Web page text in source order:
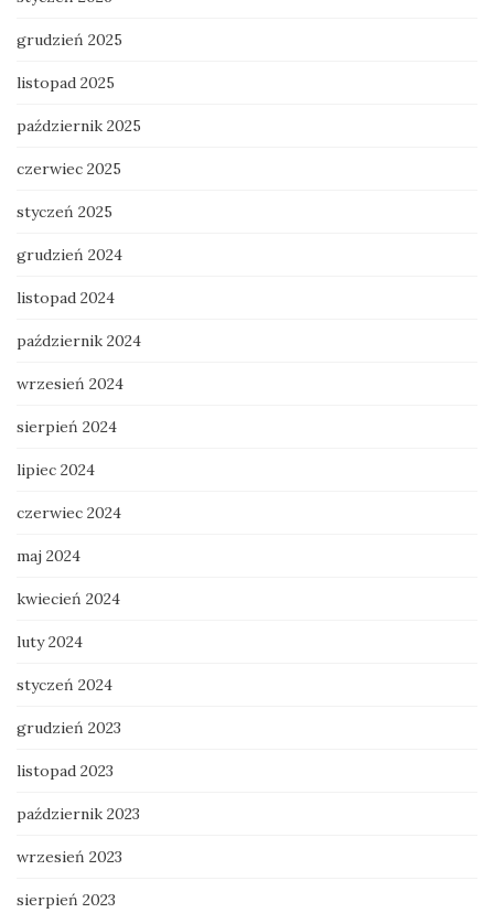
grudzień 2025
listopad 2025
październik 2025
czerwiec 2025
styczeń 2025
grudzień 2024
listopad 2024
październik 2024
wrzesień 2024
sierpień 2024
lipiec 2024
czerwiec 2024
maj 2024
kwiecień 2024
luty 2024
styczeń 2024
grudzień 2023
listopad 2023
październik 2023
wrzesień 2023
sierpień 2023